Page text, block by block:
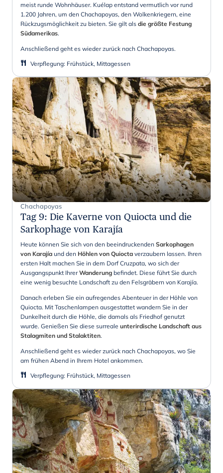
meist runde Wohnhäuser. Kuélap entstand vermutlich vor rund
1.200 Jahren, um den Chachapoyas, den Wolkenkriegern, eine
Rückzugsmöglichkeit zu bieten. Sie gilt als die größte Festung
Südamerikas.
Anschließend geht es wieder zurück nach Chachapoyas.
Verpflegung: Frühstück, Mittagessen
Chachapoyas
Tag 9: Die Kaverne von Quiocta und die
Sarkophage von Karajía
Heute können Sie sich von den beeindruckenden Sarkophagen
von Karajía und den Höhlen von Quiocta verzaubern lassen. Ihren
ersten Halt machen Sie in dem Dorf Cruzpata, wo sich der
Ausgangspunkt IhrerWanderung befindet. Diese führt Sie durch
eine wenig besuchte Landschaft zu den Felsgräbern von Karajía.
Danach erleben Sie ein aufregendes Abenteuer in der Höhle von
Quiocta. Mit Taschenlampen ausgestattet wandern Sie in der
Dunkelheit durch die Höhle, die damals als Friedhof genutzt
wurde. Genießen Sie diese surreale unterirdische Landschaft aus
Stalagmiten und Stalaktiten.
Anschließend geht es wieder zurück nach Chachapoyas, wo Sie
am frühen Abend in Ihrem Hotel ankommen.
Verpflegung: Frühstück, Mittagessen